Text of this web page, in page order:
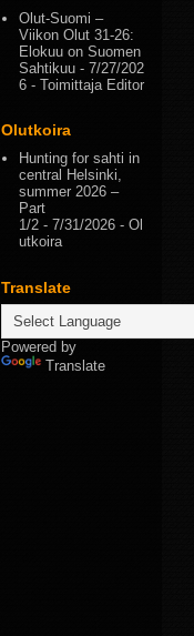
Olut-Suomi –
Viikon Olut 31-26:
Elokuu on Suomen
Sahtikuu - 7/27/202
6 - Toimittaja Editor
Olutkoira
Hunting for sahti in
central Helsinki,
summer 2026 –
Part
1/2 - 7/31/2026 - Ol
utkoira
Translate
Powered by
Translate